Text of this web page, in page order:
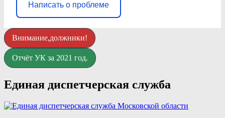
Написать о проблеме
Внимание,должники!
Отчёт УК за 2021 год.
Единая диспетчерская служба